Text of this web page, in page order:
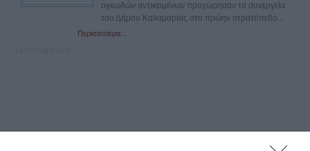
ογκωδών αντικειμένων προχώρησαν τα συνεργεία
του Δήμου Καλαμαριάς στο πρώην στρατόπεδο...
Περισσότερα...